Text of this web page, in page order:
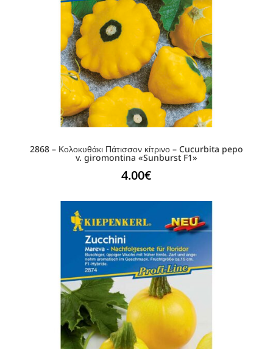
2868 – Κολοκυθάκι Πάτισσον κίτρινο – Cucurbita pepo
v. giromontina «Sunburst F1»
4.00€